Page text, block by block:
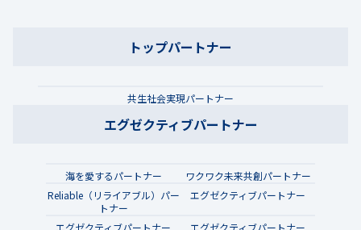
トップパートナー
共生社会実現パートナー
エグゼクティブパートナー
海を愛するパートナー
ワクワク未来共創パートナー
Reliable（リライアブル）パー
トナー
エグゼクティブパートナー
エグゼクティブパートナー
エグゼクティブパートナー